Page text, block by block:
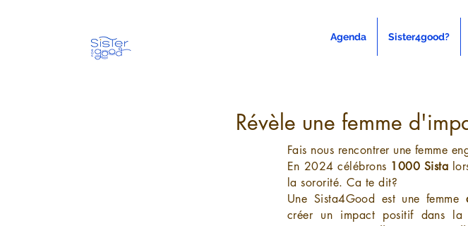
Agenda Sister4good?
Révèle une femme
Fais nous rencontrer une femme
En 2024 célébrons 1000 Sista
la sororité. Ca te dit?
Une Sista4Good est une femme
créer un impact positif dans